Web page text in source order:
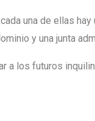
una de ellas
y una junta
a los futuros